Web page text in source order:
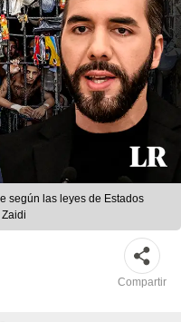
según las leyes de Estados
Compartir